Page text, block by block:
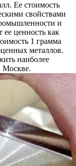
Ее стоимость
свойствами
и
ее ценность как
1 грамма
металлов.
наиболее
Москве.